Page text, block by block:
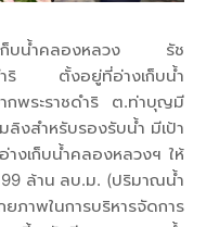
งเก็บน้ำคลองหลวง รัช
ำริ ตั้งอยู่ที่อ่างเก็บน้ำ
กพระราชดำริ ต.ท่าบุญมี
ลิงสำหรับรองรับน้ำ มีเป้า
างเก็บน้ำคลองหลวงฯ ให้
ล้าน ลบ.ม. (ปริมาณน้ำ
าพในการบริหารจัดการ